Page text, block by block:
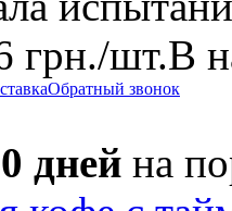
грн./шт.В
Обратный звонок
дней на